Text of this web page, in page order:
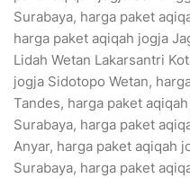
Surabaya, harga paket
harga paket aqiqah jogja
Lidah Wetan Lakarsantri
jogja Sidotopo Wetan,
Tandes, harga paket
Surabaya, harga paket
Anyar, harga paket aqiqah
Surabaya, harga paket